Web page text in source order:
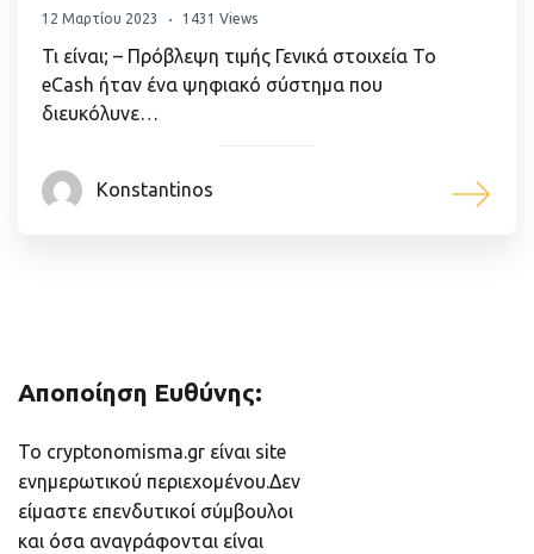
12 Μαρτίου 2023 1431 Views
Τι είναι; – Πρόβλεψη τιμής Γενικά στοιχεία Το
eCash ήταν ένα ψηφιακό σύστημα που
διευκόλυνε…
Konstantinos
Αποποίηση Ευθύνης:
Το cryptonomisma.gr είναι site
ενημερωτικού περιεχομένου.Δεν
είμαστε επενδυτικοί σύμβουλοι
και όσα αναγράφονται είναι